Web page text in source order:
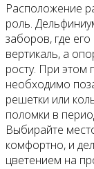
Расположение
роль.
заборов, где
вертикаль, а
росту. При этом
необходимо
решетки или
поломки в
Выбирайте
комфортно, и
цветением на